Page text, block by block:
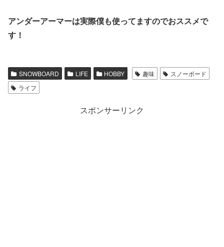
アンダーアーマーは実際僕も使ってますのでおススメで
す！
SNOWBOARD LIFE HOBBY 趣味
スノーボード
ライフ
スポンサーリンク